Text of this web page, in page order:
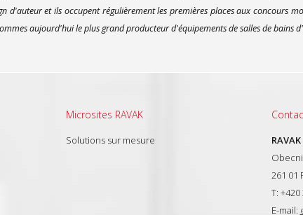
d'auteur et ils occupent régulièrement les premières places aux concours
aujourd'hui le plus grand producteur d'équipements de salles de bains
Microsites RAVAK
Solutions sur mesure
RAVAK
261 01
T:
E-mail: